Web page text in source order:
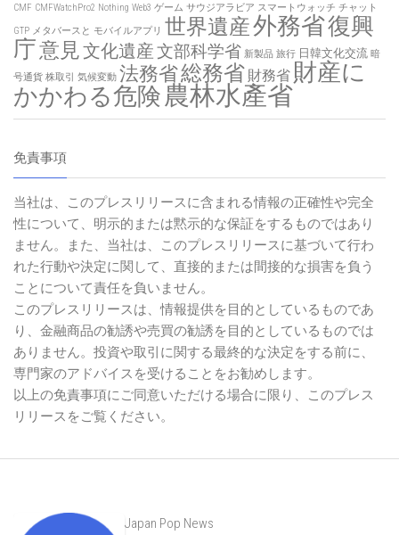
CMF CMFWatchPro2 Nothing Web3 ゲーム サウジアラビア スマートウォッチ チャット
GTP メタバースと モバイルアプリ 世界遺産外務省復興
庁意見文化遺産文部科学省 新製品 旅行 日韓文化交流 暗
号通貨 株取引 気候変動 法務省総務省 財務省 財産に
かかわる危険 農林水產省
免責事項
当社は、このプレスリリースに含まれる情報の正確性や完全
性について、明示的または黙示的な保証をするものではあり
ません。また、当社は、このプレスリリースに基づいて行わ
れた行動や決定に関して、直接的または間接的な損害を負う
ことについて責任を負いません。
このプレスリリースは、情報提供を目的としているものであ
り、金融商品の勧誘や売買の勧誘を目的としているものでは
ありません。投資や取引に関する最終的な決定をする前に、
専門家のアドバイスを受けることをお勧めします。
以上の免責事項にご同意いただける場合に限り、このプレス
リリースをご覧ください。
Japan Pop News